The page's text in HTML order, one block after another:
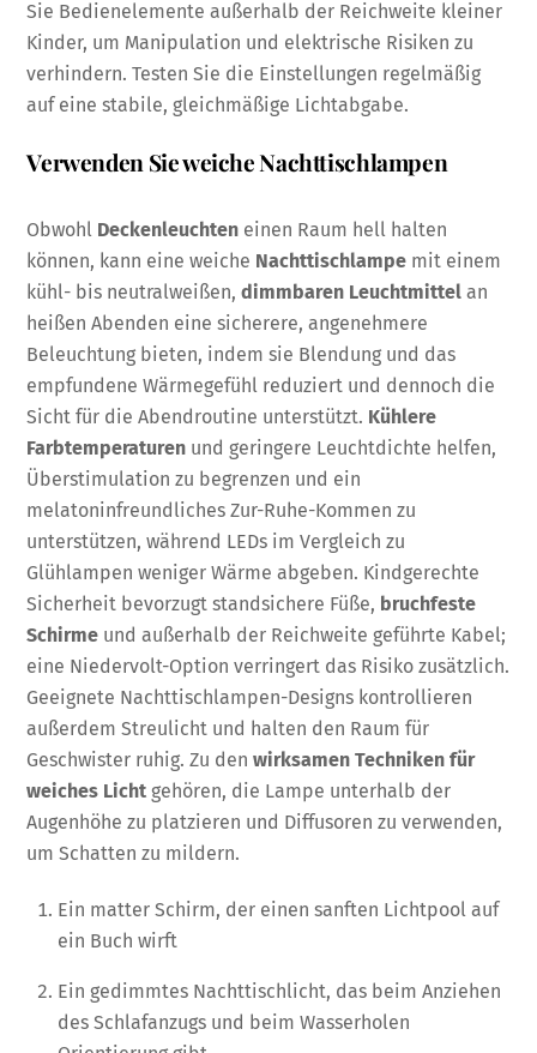
Sie Bedienelemente außerhalb der Reichweite kleiner
Kinder, um Manipulation und elektrische Risiken zu
verhindern. Testen Sie die Einstellungen regelmäßig
auf eine stabile, gleichmäßige Lichtabgabe.
Verwenden Sie weiche Nachttischlampen
Obwohl Deckenleuchten einen Raum hell halten
können, kann eine weiche Nachttischlampe mit einem
kühl- bis neutralweißen,dimmbaren Leuchtmittel an
heißen Abenden eine sicherere, angenehmere
Beleuchtung bieten, indem sie Blendung und das
empfundene Wärmegefühl reduziert und dennoch die
Sicht für die Abendroutine unterstützt. Kühlere
Farbtemperaturen und geringere Leuchtdichte helfen,
Überstimulation zu begrenzen und ein
melatoninfreundliches Zur-Ruhe-Kommen zu
unterstützen, während LEDs im Vergleich zu
Glühlampen weniger Wärme abgeben. Kindgerechte
Sicherheit bevorzugt standsichere Füße, bruchfeste
Schirme und außerhalb der Reichweite geführte Kabel;
eine Niedervolt-Option verringert das Risiko zusätzlich.
Geeignete Nachttischlampen-Designs kontrollieren
außerdem Streulicht und halten den Raum für
Geschwister ruhig. Zu denwirksamen Techniken für
weiches Licht gehören, die Lampe unterhalb der
Augenhöhe zu platzieren und Diffusoren zu verwenden,
um Schatten zu mildern.
Ein matter Schirm, der einen sanften Lichtpool auf
ein Buch wirft
Ein gedimmtes Nachttischlicht, das beim Anziehen
des Schlafanzugs und beim Wasserholen